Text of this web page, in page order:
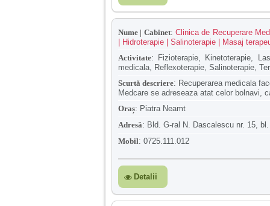
Nume | Cabinet:Clinica de Recuperare
| Hidroterapie | Salinoterapie | Masaj
Activitate:
Fizioterapie, Kinetoterapie,
medicala, Reflexoterapie, Salinoterapie,
Scurtă descriere: Recuperarea medicala
Medcare se adreseaza atat celor bolnavi,
Oraș: Piatra Neamt
Adresă: Bld. G-ral N. Dascalescu nr. 15,
Mobil: 0725.111.012
Detalii